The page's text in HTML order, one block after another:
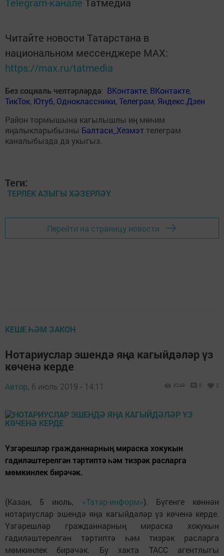
Telegram-канале Татмедиа
Читайте новости Татарстана в
национальном мессенджере MАХ:
https://max.ru/tatmedia
Без социаль челтәрләрдә: ВКонтакте, ВКонтакте,
ТикТок, Ютуб, Одноклассники,Телеграм, Яндекс.Дзен
Район тормышына кагылышлы иң мөһим
яңалыкларыбызны Балтаси_Хезмэт телеграм
каналыбызда да укыгыз.
Теги:
ТЕРЛЕК АЗЫГЫ ХӘЗЕРЛӘҮ
Перейти на страницу новости
КЕШЕ ҺӘМ ЗАКОН
Нотариуслар эшендә яңа кагыйдәләр үз
көченә керде
Автор, 6 июль 2019 - 14:11 3249 0 2
Үзгәрешләр гражданнарның мираска хокукын
гадиләштерелгән тәртиптә һәм тизрәк расларга
мөмкинлек бирәчәк.
(Казан, 5 июль, «Татар-информ»). Бүгенге көннән
нотариуслар эшендә яңа кагыйдәләр үз көченә керде.
Үзгәрешләр гражданнарның мираска хокукын
гадиләштерелгән тәртиптә һәм тизрәк расларга
мөмкинлек бирәчәк. Бу хакта ТАСС агентлыгы